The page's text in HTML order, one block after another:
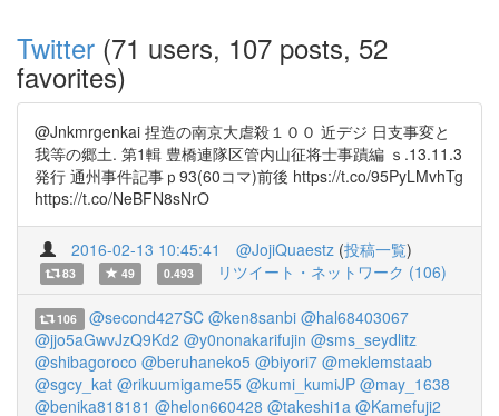
Twitter (71 users, 107 posts, 52
favorites)
@Jnkmrgenkai 捏造の南京大虐殺１００ 近デジ 日支事変と
我等の郷土. 第1輯 豊橋連隊区管内山征将士事蹟編 ｓ.13.11.3
発行 通州事件記事ｐ93(60コマ)前後 https://t.co/95PyLMvhTg
https://t.co/NeBFN8sNrO
2016-02-13 10:45:41 @JojiQuaestz (投稿一覧)
83 49 0.493 リツイート・ネットワーク (106)
106 @second427SC @ken8sanbi @hal68403067
@jjo5aGwvJzQ9Kd2 @y0nonakarifujin @sms_seydlitz
@shibagoroco @beruhaneko5 @biyori7 @meklemstaab
@sgcy_kat @rikuumigame55 @kumi_kumiJP @may_1638
@benika818181 @helon660428 @takeshi1a @Kamefuji2